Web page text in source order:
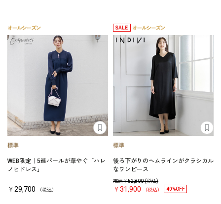
WEB限定｜5連パールが華やぐ「ハレ
ノヒドレス」
￥29,700 （税込）
後ろ下がりのヘムラインがクラシカル
なワンピース
定価￥52,800(税込)
￥31,900 （税込） 40%OFF